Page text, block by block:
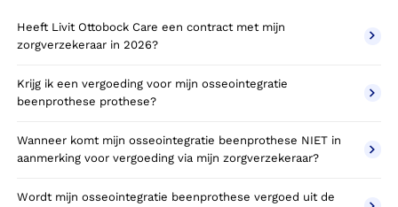
Heeft Livit Ottobock Care een contract met mijn
zorgverzekeraar in 2026?
Krijg ik een vergoeding voor mijn osseointegratie
beenprothese prothese?
Wanneer komt mijn osseointegratie beenprothese NIET in
aanmerking voor vergoeding via mijn zorgverzekeraar?
Wordt mijn osseointegratie beenprothese vergoed uit de